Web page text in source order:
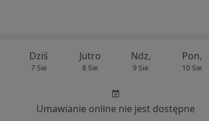
Dziś
7 Sie
Jutro
8 Sie
Ndz,
9 Sie
Pon,
10 Sie
Umawianie online nie jest dostępne